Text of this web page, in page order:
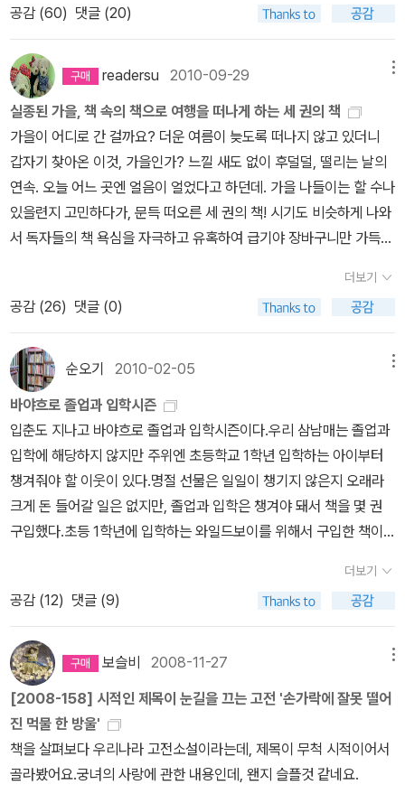
셰익스피어를 널리 읽히려는 영국 사람들의 노력이 있었기 때문이라
든 책이다. 이런 책이 세계인들이 즐겨 읽는 고전으로 자리잡게 된 것
은 다양한 연령의 사람들이 읽을 수 있도록 참으로 다양한 셰익스피
어 번역본들이 나와있기 때문이다. 우리 조상들이 남긴 주옥 같은 작
품들을 찾아 청소년들이나 일반인들이 쉽게 접할 수 있도록 번역해서
소개하는 일은 고전을 현대화하는 매우 중요한 일이다. - 2002년 8
월 전국 국어교사모임 - - 손가락에 잘못떨어진 먹물 한방울의 서문
중'국어시간에 고전읽기'를 펴내며 에서 발췌 -
경으로 한 소설들을 좀 조언받고 싶어요.30권 내외로 추천해 주실 수
있으신지요?......책읽기를 좋아하고 독서수준이 높은 고학년이라
면 중학생을 위한 <나라말 국어시간에 우리고전 읽기> 시리즈가 좋
습니다.삽화도 있고, 중간 중간 상세한 해설이 있어 아주 좋아요. 이본
이 많은 경우에도 자세한 설명이 있으니 도움이 되었어요. 책 제목만
보고 무슨 고전인지 딱 알아채기 어려운 것도 있지만, 작은 글씨로 홍
길동전, 토끼전, 임진록... 이렇게 써 있지요.이 시리즈를 다 보지는 못
했고 몇 권 읽었는데 해설이 좋고, 중학생 우리 막내도 재밌게 읽었어
요. 홍길동전 리뷰 보기 중3 막내가 쓴 홍길동전 리뷰 보기중3 막내가
쓴 토끼전 리뷰 보기 책읽기를 썩 좋아하지 않는 고학년이나
3.4학년 정도의 어린이도 쉽게 볼 수 있는 고전으로는 <창비 재밌다,
우리 고전>을 추천합니다. 어린이와 청소년이 꼭 알아야 할 우리 고
다.이 시리즈는 우리 아들이 중학교 때 읽고 리뷰를 많이 썼는데... 푸
른학으로 검색하면 간단하게 쓴 리뷰가 여러개 있습니다.^^ 나
는 창비 시리즈로 읽었지만, <한겨레 옛이야기>시리즈도 있고, <한
겨레 옛이야기 인물이야기>시리즈도 있으니 참고하면 좋을 듯... >
> 접힌 부분 펼치기 >> << 펼친 부분 접기 <<그리고, 보리
에서 나온 <겨레 고전문학 선집>도 있는데, 가격이 만만치 않네요.ㅜ
ㅜ>> 접힌 부분 펼치기 >> << 펼친 부분 접기 << 2008년
문학동네 어린이문학상 대상 수상작으로, 조선 중기 천주교 박해를
기 깊숙이 파고 들었던 세책방과 필사쟁이, 전기수의 활약도 눈여겨
볼만하다. 이영서 작가의 상상이 빚어낸 멋진 동화로 김동성 화가의
정성이 가득 담긴 예쁜 그림이라 소장가치가 있는... 책과 노니는 집
리뷰 보기 책과 노니는 집과 짝으로 읽으면 좋을 단편동화집.조선중
기 기묘사화, 보부상, 정약용을 떠오르게 하는 유배지의 선비, 세 가지
이야기의 <꽃신>도 김동성 화가 그림이다.꽃신 리뷰 보기 배유안
선생님의 '초정리 편지'는 출판사 창비의 2006년 제10회 '좋은 어린
이책' 원고 공모에서 대상을 받은 작품이다. 2006년 겨울 책따세 추
천도서였고, 2007년 우수문학도서로도 선정되어 독자들의 사랑을
공감 (60) 댓글 (20)
readersu 2010-09-29
실종된 가을, 책 속의 책으로 여행을 떠나게 하는 세 권의 책
가을이 어디로 간 걸까요? 더운 여름이 늦도록 떠나지 않고 있더니
갑자기 찾아온 이것, 가을인가? 느낄 새도 없이 후덜덜, 떨리는 날의
연속. 오늘 어느 곳엔 얼음이 얼었다고 하던데. 가을 나들이는 할 수나
있을련지 고민하다가, 문득 떠오른 세 권의 책! 시기도 비슷하게 나와
서 독자들의 책 욕심을 자극하고 유혹하여 급기야 장바구니만 가득하
떠나는 여행을 권합니다!!책 한 권에 439권의 책이 들어 있다는 이
놀라운 책, 이름 있는 작가도 아니고 글 잘 쓰는 전문가도 아닌데 여기
저기 소리 없이 번지고 있는 이 책. 바로 『100인의 책마을』입니다. 다
년간 독서가로서 생활한 나로서는(^^) 아주 구미 당기는 책인데, 그건
책 속에서 보석(!)을 발견할 수 있다는 점 때문이다. 더구나 나처럼 문
학이나 여행서로만 편식하는 독서쟁이에겐 그 분야 말고도 이렇게 훌
륭한 책들이 많다는 것을 알려주는 길라잡이인 셈이다.국문과 교수님
이 들려주는 우리나라 고전, 아이들을 가르치는 선생님이 추천해주는
교육에 관한 책, 현직 목사가 들려주는 종교에 대한 다양한 생각들을
담은 책, 환경 활동가의 인상적인 책, '먹기 좋은' 과학책을 일목요연,
조목조목 알려주는 국어 선생님의 추천 책 등등다양한 직업에서 다양
한 분야로 또 다양한 책들을 소개해주어 독서 편식 확! 뜯어고칠 수 있
게 만드는 책이라고 할 수 있다. 그 중'고전문학의 연대기'에 관심이
하노라』유희춘의 『미암일기』를 바탕으로 정창권이 새롭게 풀어 쓴책
으로 개인의 일기이면서도 사료로서의 중요한 역할을 한다. 16세기
양반 가정의 일상생활은 물론, 그 당시 사람들의 의식주를 비롯한 유
형, 무형의 생활이 생생하게 드러난다.『퇴계와 고봉, 편지를 쓰다』이
황과 기대승이 장장 13년에 걸쳐 교환한 서신을 엮은 책으로 26년이
라는 나이 차가 무색할 만큼, 서로에 대한 존경이 가득하다. 나이를 뛰
더보기
공감 (26) 댓글 (0)
순오기 2010-02-05
바야흐로 졸업과 입학시즌
입춘도 지나고 바야흐로 졸업과 입학시즌이다.우리 삼남매는 졸업과
입학에 해당하지 않지만 주위엔 초등학교 1학년 입학하는 아이부터
챙겨줘야 할 이웃이 있다.명절 선물은 일일이 챙기지 않은지 오래라
크게 돈 들어갈 일은 없지만, 졸업과 입학은 챙겨야 돼서 책을 몇 권
구입했다.초등 1학년에 입학하는 와일드보이를 위해서 구입한 책이
음으로 학부모가 되는 설레임과 더불어 두려움이 있다. 엄마들의 두
려움을 해소하기 좋은 책으로봐도 좋겠다.^^학교 생활에 관한 16가
지 이야기를 담고 있다.학교 가기 전의 두려움, 선생님은 어떤 분일까,
혼자서 학교 가는 길, 학교 가는 이유와 긍지, 짝궁, 급식, 수업 시간과
쉬는 시간, 등교 시간 지키기, 알림장, 숙제, 모둠활동, 내물건 챙기기,
상과 벌, 공부 확인하기, 다른 친구 이해하기 등 학교 생활에 필요한
것들을 짧은 이야기로 친절하게 그려냈다. 뒷장에 입학 준비에 필요
한 것들을 안내했고, 이럴 때 어떻게 해야 하는지 12가지 사례를 설명
해 두었다.발표에 두려움을 가진 아이 마음을 어루만지고 긴장감을
더보기
공감 (12) 댓글 (9)
보슬비 2008-11-27
[2008-158] 시적인 제목이 눈길을 끄는 고전 '손가락에 잘못 떨어
진 먹물 한 방울'
책을 살펴보다 우리나라 고전소설이라는데, 제목이 무척 시적이어서
골라봤어요.궁녀의 사랑에 관한 내용인데, 왠지 슬플것 같네요.